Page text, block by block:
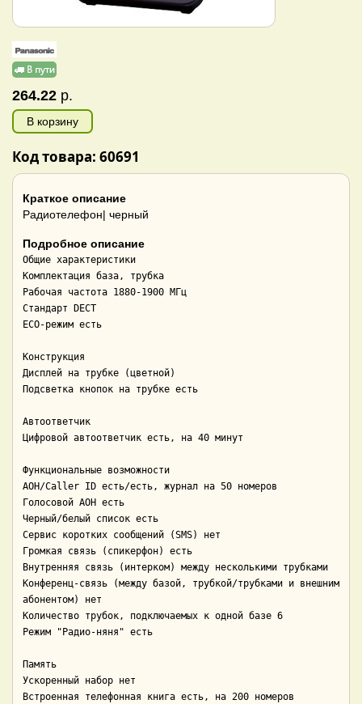
264.22 р.
В корзину
Код товара: 60691
Краткое описание
Радиотелефон| черный
Подробное описание
Общие характеристики
Комплектация база, трубка
Рабочая частота 1880-1900 МГц
Стандарт DECT
ECO-режим есть
Конструкция
Дисплей на трубке (цветной)
Подсветка кнопок на трубке есть
Автоответчик
Цифровой автоответчик есть, на 40 минут
Функциональные возможности
АОН/Caller ID есть/есть, журнал на 50 номеров
Голосовой АОН есть
Черный/белый список есть
Сервис коротких сообщений (SMS) нет
Громкая связь (спикерфон) есть
Внутренняя связь (интерком) между несколькими трубками
Конференц-связь (между базой, трубкой/трубками и внешним
абонентом) нет
Количество трубок, подключаемых к одной базе 6
Режим "Радио-няня" есть
Память
Ускоренный набор нет
Встроенная телефонная книга есть, на 200 номеров